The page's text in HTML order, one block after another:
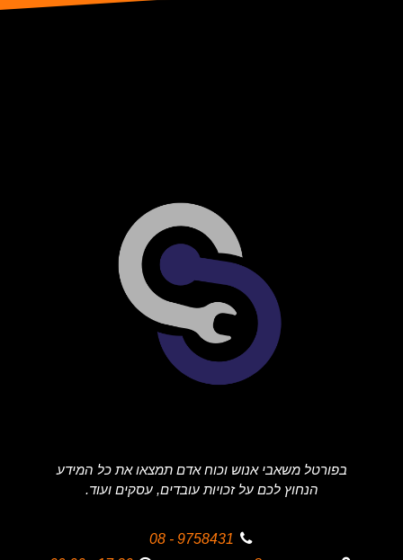
בפורטל משאבי אנוש וכוח אדם תמצאו את כל המידע
הנחוץ לכם על זכויות עובדים, עסקים ועוד.
9758431 - 08